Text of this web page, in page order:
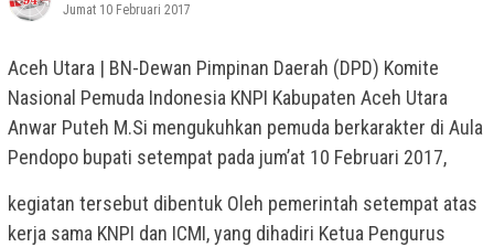
Jumat 10 Februari 2017
Aceh Utara | BN-Dewan Pimpinan Daerah (DPD) Komite
Nasional Pemuda Indonesia KNPI Kabupaten Aceh Utara
Anwar Puteh M.Si mengukuhkan pemuda berkarakter di Aula
Pendopo bupati setempat pada jum’at 10 Februari 2017,
kegiatan tersebut dibentuk Oleh pemerintah setempat atas
kerja sama KNPI dan ICMI, yang dihadiri Ketua Pengurus